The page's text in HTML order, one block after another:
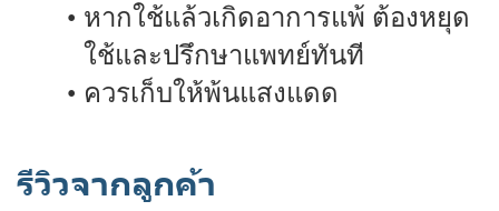
หากใช้แล้วเกิดอาการแพ้ ต้องหยุด
ใช้และปรึกษาแพทย์ทันที
ควรเก็บให้พ้นแสงแดด
รีวิวจากลูกค้า